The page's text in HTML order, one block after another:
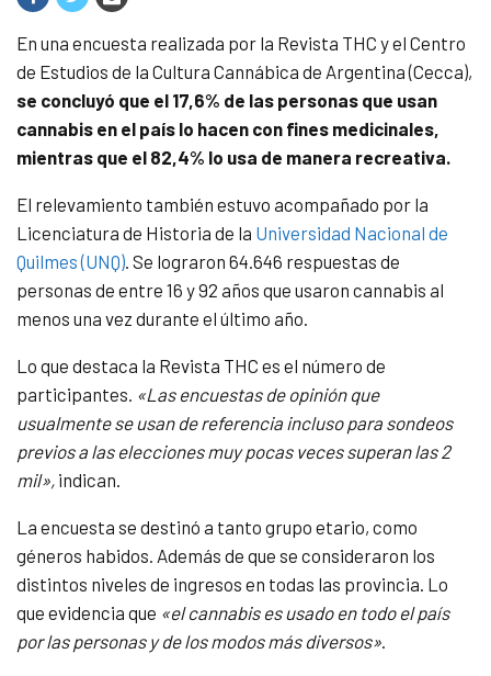
En una encuesta realizada por la Revista THC y el Centro
de Estudios de la Cultura Cannábica de Argentina (Cecca),
se concluyó que el 17,6% de las personas que usan
cannabis en el país lo hacen con fines medicinales,
mientras que el 82,4% lo usa de manera recreativa.
El relevamiento también estuvo acompañado por la
Licenciatura de Historia de la Universidad Nacional de
Quilmes (UNQ). Se lograron 64.646 respuestas de
personas de entre 16 y 92 años que usaron cannabis al
menos una vez durante el último año.
Lo que destaca la Revista THC es el número de
participantes. «Las encuestas de opinión que
usualmente se usan de referencia incluso para sondeos
previos a las elecciones muy pocas veces superan las 2
mil», indican.
La encuesta se destinó a tanto grupo etario, como
géneros habidos. Además de que se consideraron los
distintos niveles de ingresos en todas las provincia. Lo
que evidencia que «el cannabis es usado en todo el país
por las personas y de los modos más diversos».